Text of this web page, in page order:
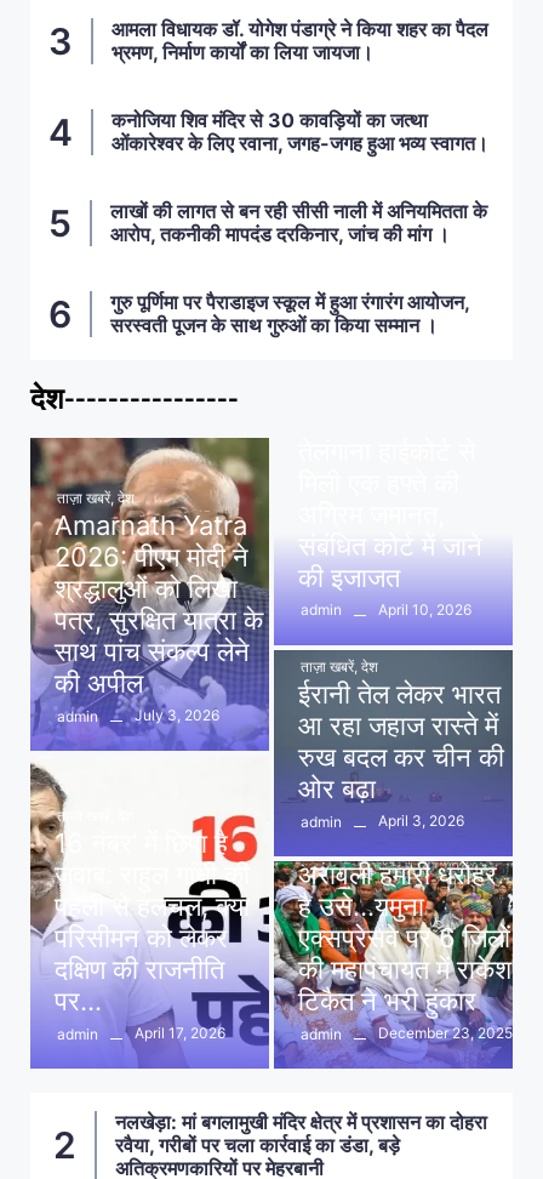
आमला विधायक डॉ. योगेश पंडाग्रे ने किया शहर का पैदल
भ्रमण, निर्माण कार्यों का लिया जायजा।
कनोजिया शिव मंदिर से 30 कावड़ियों का जत्था
ओंकारेश्वर के लिए रवाना, जगह-जगह हुआ भव्य स्वागत।
लाखों की लागत से बन रही सीसी नाली में अनियमितता के
आरोप, तकनीकी मापदंड दरकिनार, जांच की मांग ।
गुरु पूर्णिमा पर पैराडाइज स्कूल में हुआ रंगारंग आयोजन,
सरस्वती पूजन के साथ गुरुओं का किया सम्मान ।
देश----------------
ताज़ा खबरें, देश
Amarnath Yatra
2026: पीएम मोदी ने
श्रद्धालुओं को लिखा
पत्र, सुरक्षित यात्रा के
साथ पांच संकल्प लेने
की अपील
admin July 3, 2026
ताज़ा खबरें
16 नंबर’ में छिपा है
जवाब: राहुल गांधी की
पहेली से हलचल, क्या
परिसीमन को लेकर
दक्षिण की राजनीति
पर…
admin April 17, 2026
संबंधित कोर्ट में जाने
की इजाजत
admin April 10, 2026
ताज़ा खबरें, देश
ईरानी तेल लेकर भारत
आ रहा जहाज रास्ते में
रुख बदल कर चीन की
ओर बढ़ा
admin
April 3, 2026
अरावली हमारी धरोहर
है उसे…यमुना
एक्सप्रेसवे पर 6 जिलों
की महापंचायत में राकेश
टिकैत ने भरी हुंकार
admin December 23, 2025
2
नलखेड़ा: मां बगलामुखी मंदिर क्षेत्र में प्रशासन का दोहरा
रवैया, गरीबों पर चला कार्रवाई का डंडा, बड़े
अतिक्रमणकारियों पर मेहरबानी